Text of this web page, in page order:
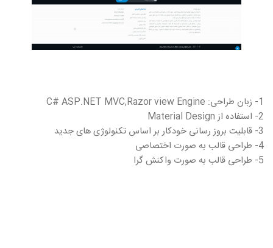
1- زبان طراحی: C# ASP.NET MVC,Razor view Engine
2- استفاده از Material Design
3- قابلیت بروز رسانی خودکار بر اساس تکنولوژی های جدید
4- طراحی قالب به صورت اختصاصی
5- طراحی قالب به صورت واکنش گرا